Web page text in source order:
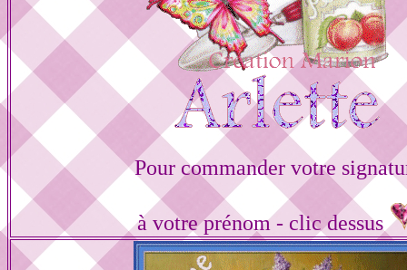
Pour commander votre
à votre prénom - clic dessus